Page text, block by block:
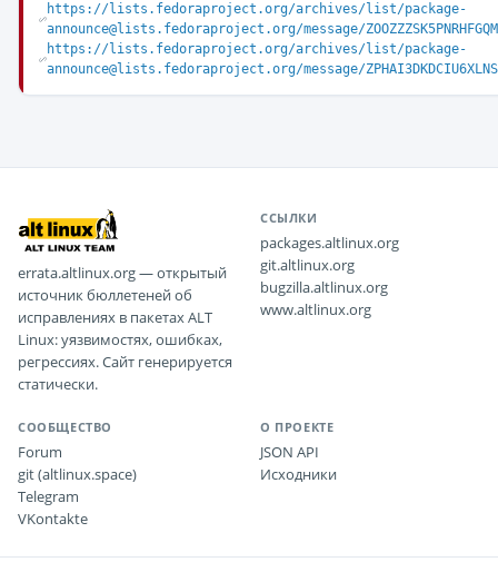
https://lists.fedoraproject.org/archives/list/package-
announce@lists.fedoraproject.org/message/
https://lists.fedoraproject.org/archives/list/package-
announce@lists.fedoraproject.org/message/
errata.altlinux.org — открытый
источник бюллетеней об
исправлениях в пакетах ALT
Linux: уязвимостях, ошибках,
регрессиях. Сайт генерируется
статически.
ССЫЛКИ
packages.altlinux.org
git.altlinux.org
bugzilla.altlinux.org
www.altlinux.org
СООБЩЕСТВО
Forum
git (altlinux.space)
Telegram
VKontakte
О ПРОЕКТЕ
JSON API
Исходники